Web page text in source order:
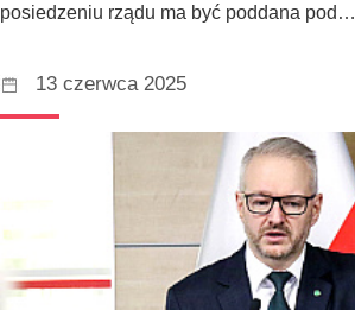
posiedzeniu rządu ma być poddana pod…
13 czerwca 2025